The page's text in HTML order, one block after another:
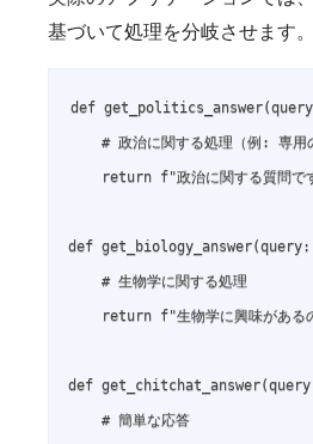
基づいて処理を分岐させます。
def
# 政治に関する処理（例: 専用
return f"政治に関する質問で
def
    # 生物学に関する処理
return f"生物学に興味がある
def
    # 簡単な応答